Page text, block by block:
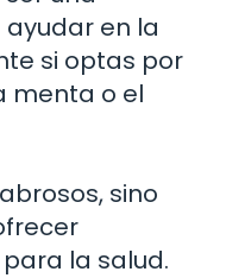
en la
si optas por
menta o el
sino
la salud.